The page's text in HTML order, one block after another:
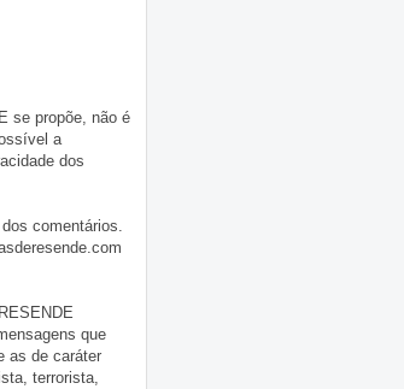
se propõe, não é
a
dos
comentários.
que
as de caráter
terrorista,